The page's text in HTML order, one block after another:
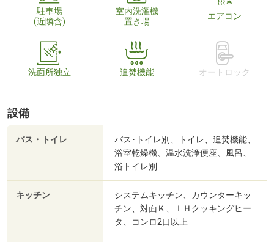
駐車場
(近隣含)
室内洗濯機
置き場
エアコン
洗面所独立 追焚機能 オートロック
設備
バス・トイレ
バス･トイレ別、トイレ、追焚機能、
浴室乾燥機、温水洗浄便座、風呂、
浴トイレ別
キッチン
システムキッチン、カウンターキッ
チン、対面Ｋ、ＩＨクッキングヒー
タ、コンロ2口以上